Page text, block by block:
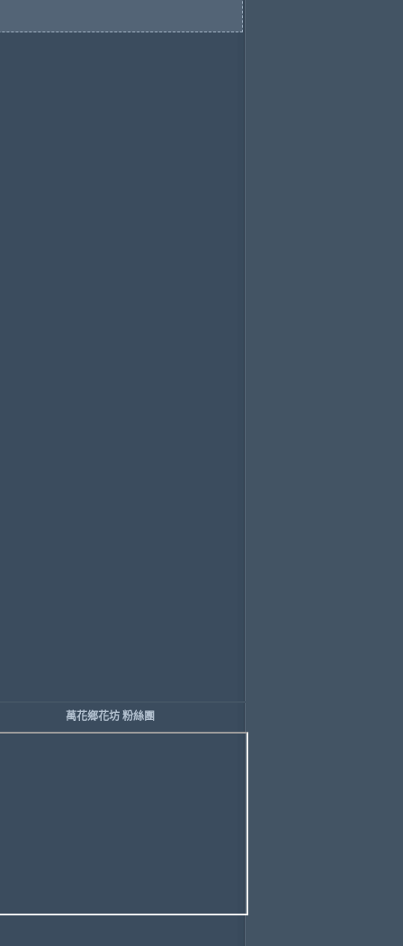
萬花鄉花坊 粉絲團